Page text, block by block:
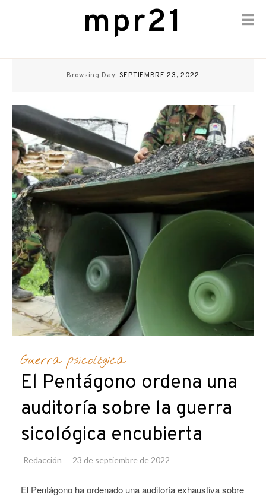
mpr21
Browsing Day: SEPTIEMBRE 23, 2022
Guerra psicológica
El Pentágono ordena una
auditoría sobre la guerra
sicológica encubierta
Redacción 23 de septiembre de 2022
El Pentágono ha ordenado una auditoría exhaustiva sobre